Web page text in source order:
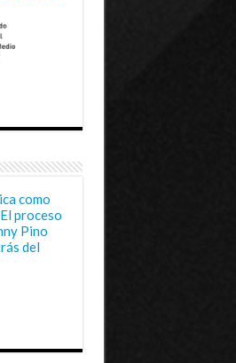
como
proceso
Pino
del